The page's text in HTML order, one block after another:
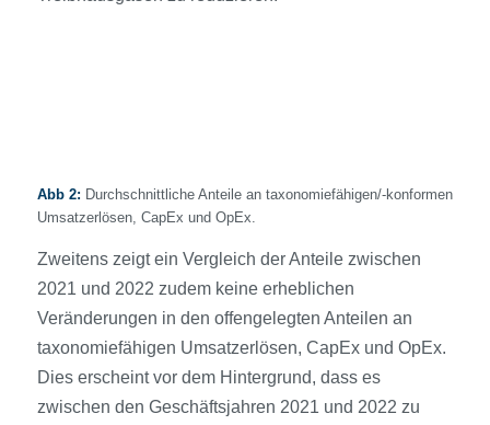
Abb 2: Durchschnittliche Anteile an taxonomiefähigen/-konformen
Umsatzerlösen, CapEx und OpEx.
Zweitens zeigt ein Vergleich der Anteile zwischen
2021 und 2022 zudem keine erheblichen
Veränderungen in den offengelegten Anteilen an
taxonomiefähigen Umsatzerlösen, CapEx und OpEx.
Dies erscheint vor dem Hintergrund, dass es
zwischen den Geschäftsjahren 2021 und 2022 zu